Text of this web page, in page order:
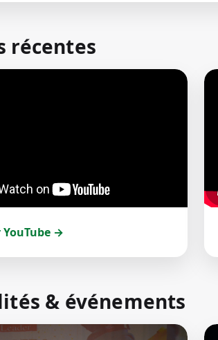
récentes
→
& événements